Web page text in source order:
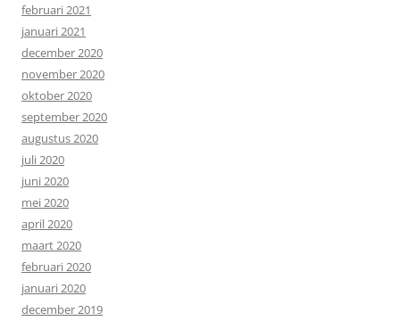
februari 2021
januari 2021
december 2020
november 2020
oktober 2020
september 2020
augustus 2020
juli 2020
juni 2020
mei 2020
april 2020
maart 2020
februari 2020
januari 2020
december 2019